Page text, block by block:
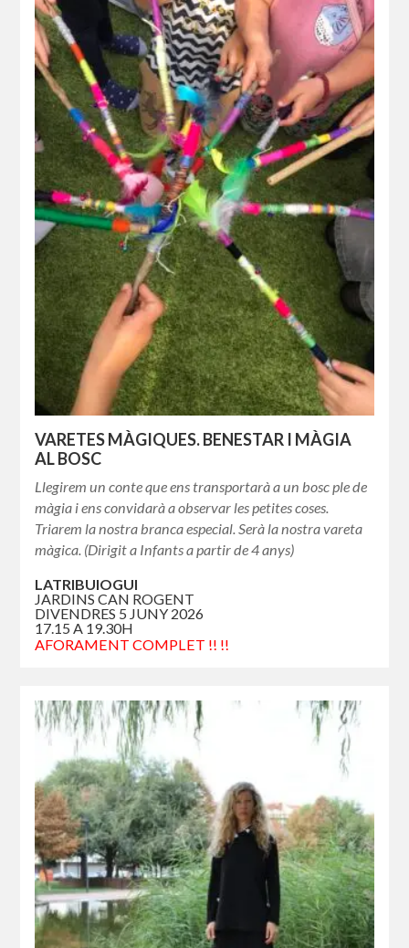
VARETES MÀGIQUES. BENESTAR I MÀGIA
AL BOSC
Llegirem un conte que ens transportarà a un bosc ple de
màgia i ens convidarà a observar les petites coses.
Triarem la nostra branca especial. Serà la nostra vareta
màgica. (Dirigit a Infants a partir de 4 anys)
LATRIBUIOGUI
JARDINS CAN ROGENT
DIVENDRES 5 JUNY 2026
17.15 A 19.30H
AFORAMENT COMPLET !! !!